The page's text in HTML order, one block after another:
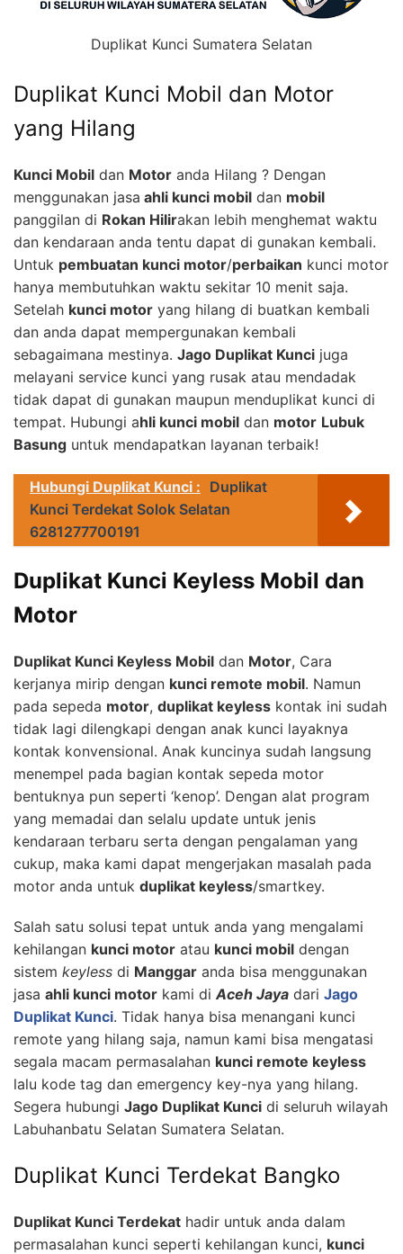
Duplikat Kunci Sumatera Selatan
Duplikat Kunci Mobil dan Motor
yang Hilang
Kunci Mobil dan Motor anda Hilang ? Dengan
menggunakan jasa ahli kunci mobil dan mobil
panggilan di Rokan Hilirakan lebih menghemat waktu
dan kendaraan anda tentu dapat di gunakan kembali.
Untuk pembuatan kunci motor/perbaikan kunci motor
hanya membutuhkan waktu sekitar 10 menit saja.
Setelah kunci motor yang hilang di buatkan kembali
dan anda dapat mempergunakan kembali
sebagaimana mestinya. Jago Duplikat Kunci juga
melayani service kunci yang rusak atau mendadak
tidak dapat di gunakan maupun menduplikat kunci di
tempat. Hubungi ahli kunci mobil dan motor Lubuk
Basung untuk mendapatkan layanan terbaik!
Hubungi Duplikat Kunci : Duplikat
Kunci Terdekat Solok Selatan
6281277700191
Duplikat Kunci Keyless Mobil dan
Motor
Duplikat Kunci Keyless Mobil dan Motor, Cara
kerjanya mirip dengan kunci remote mobil. Namun
pada sepeda motor, duplikat keyless kontak ini sudah
tidak lagi dilengkapi dengan anak kunci layaknya
kontak konvensional. Anak kuncinya sudah langsung
menempel pada bagian kontak sepeda motor
bentuknya pun seperti ‘kenop’. Dengan alat program
yang memadai dan selalu update untuk jenis
kendaraan terbaru serta dengan pengalaman yang
cukup, maka kami dapat mengerjakan masalah pada
motor anda untuk duplikat keyless/smartkey.
Salah satu solusi tepat untuk anda yang mengalami
kehilangan kunci motor atau kunci mobil dengan
sistem keyless di Manggar anda bisa menggunakan
jasa ahli kunci motor kami di Aceh Jaya dari Jago
Duplikat Kunci. Tidak hanya bisa menangani kunci
remote yang hilang saja, namun kami bisa mengatasi
segala macam permasalahan kunci remote keyless
lalu kode tag dan emergency key-nya yang hilang.
Segera hubungi Jago Duplikat Kunci di seluruh wilayah
Labuhanbatu Selatan Sumatera Selatan.
Duplikat Kunci Terdekat Bangko
Duplikat Kunci Terdekat hadir untuk anda dalam
permasalahan kunci seperti kehilangan kunci, kunci